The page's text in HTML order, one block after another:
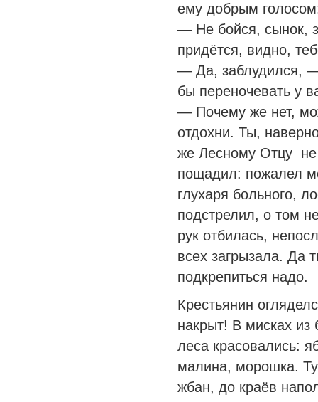
ему добрым
— Не бойся, сынок,
придётся, видно,
— Да, заблудился,
бы переночевать у
— Почему же нет,
отдохни. Ты,
же Лесному Отцу не
пощадил: пожалел
глухаря больного,
подстрелил, о том
рук отбилась,
всех загрызала. Да
подкрепиться надо.
Крестьянин
накрыт! В мисках
леса красовались:
малина, морошка.
жбан, до краёв